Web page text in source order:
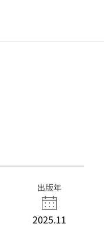
出版年
2025.11